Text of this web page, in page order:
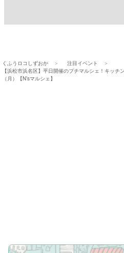
くふうロコしずおか
注目イベント
【浜松市浜名区】平日開催のプチマルシェ！キッ
（月）【N’sマルシェ】